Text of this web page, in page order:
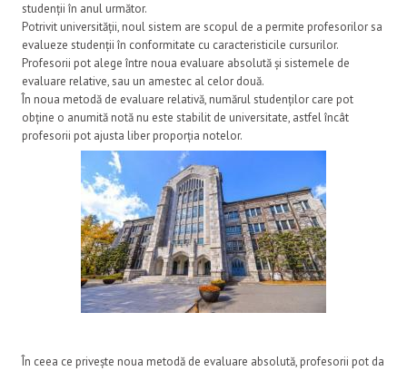
studenții în anul următor.
Potrivit universității, noul sistem are scopul de a permite profesorilor sa
evalueze studenții în conformitate cu caracteristicile cursurilor.
Profesorii pot alege între noua evaluare absolută și sistemele de
evaluare relative, sau un amestec al celor două.
În noua metodă de evaluare relativă, numărul studenților care pot
obține o anumită notă nu este stabilit de universitate, astfel încât
profesorii pot ajusta liber proporția notelor.
În ceea ce privește noua metodă de evaluare absolută, profesorii pot da